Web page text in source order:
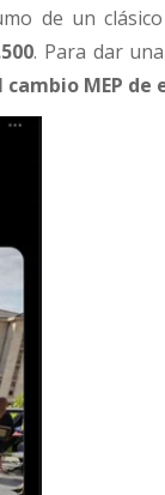
de un
. Para dar
cambio MEP de